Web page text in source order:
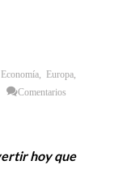
Economía Europa
Comentarios
hoy que